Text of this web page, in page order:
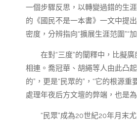
一個步驟反思，以轉變過錯的生
的《國民不是一本書》一文中提
密度，分辨指向“擴展生涯范圍”“
在對“三度”的闡釋中，比擬
相連。喬冠華、胡繩等人由此凸
的”，更是“民眾的”，“它的根源
處理年夜后方文壇的弊端，也是
“民眾”成為20世紀20年月末